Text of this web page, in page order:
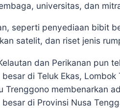
universitas, dan
seperti penyediaan bibit
satelit, dan riset jenis
dan Perikanan pun
di Teluk Ekas, Lombok
Trenggono membenarkan
di Provinsi Nusa